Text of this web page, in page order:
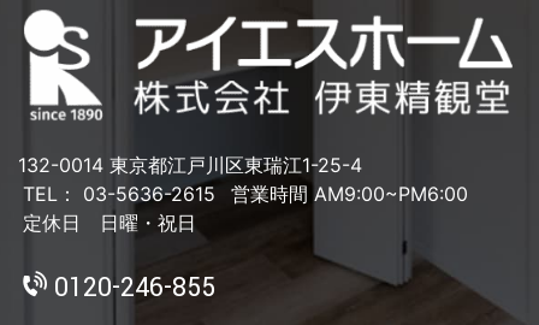
132-0014 東京都江戸川区東瑞江1-25-4
TEL： 03-5636-2615
営業時間 AM9:00~PM6:00
定休日 日曜・祝日
0120-246-855